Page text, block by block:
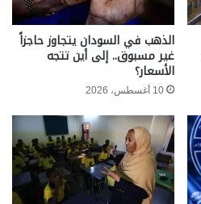
الذهب في السودان يتجاوز حاجزاً
غير مسبوق.. إلى أين تتجه
الأسعار؟
10 أغسطس، 2026